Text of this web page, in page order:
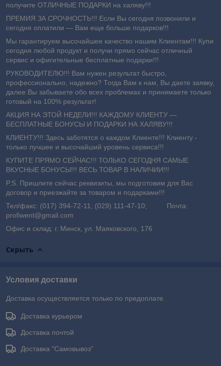
получите ОТЛИЧНЫЕ ПОДАРКИ на халяву!!!
ПРЕМИЯ ЗА СРОЧНОСТЬ!!! Если Вы сегодня позвонили и
сегодня оплатили ― Вам еще больше подарков!!!
Мы гарантируем высочайшее качество нашим Клиентам!!! Купи
сегодня любой продукт и получи прямо сейчас отличный
сервис и офигительные бесплатные подарки!!!
РУКОВОДИТЕЛЮ!!! Вам нужен результат быстро,
профессионально, надежно? Тогда Вам к нам, Вы даете заявку,
далее Вы забываете обо всех проблемах и принимаете только
готовый на 100% результат!
АКЦИЯ НА ЭТОЙ НЕДЕЛИ!!! КАЖДОМУ КЛИЕНТУ —
БЕСПЛАТНЫЕ БОНУСЫ И ПОДАРКИ НА ХАЛЯВУ!!!
КЛИЕНТУ!!! Здесь заботятся о каждом Клиенте!!! Клиенту -
только лучшее и высочайший уровень сервиса!!!
КУПИТЕ ПРЯМО СЕЙЧАС!!! ТОЛЬКО СЕГОДНЯ САМЫЕ
ВКУСНЫЕ БОНУСЫ!!! ВЕСЬ ТОВАР В НАЛИЧИИ!!!
P.S. Пришлите сейчас реквизиты, мы подготовим для Вас
договор и приезжайте за товаром и подарками!!!
Тел/факс: (017) 394-72-11; (029) 111-47-10; Почта:
profiwent@gmail.com
Офис и склад: г. Минск, ул. Маяковского, 176
Скрыть
Условия доставки
Доставка осуществляется только по предоплате.
Доставка курьером
Доставка почтой
Доставка "Самовывоз"